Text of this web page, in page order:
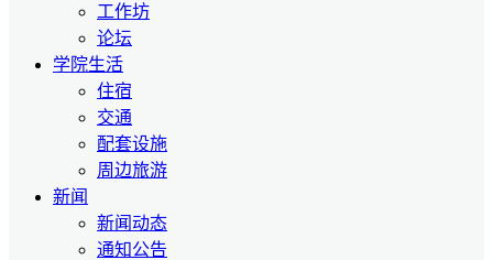
工作坊
论坛
学院生活
住宿
交通
配套设施
周边旅游
新闻
新闻动态
通知公告